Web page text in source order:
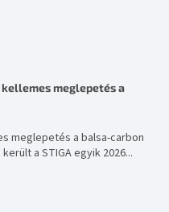
kellemes meglepetés a
meglepetés a balsa-carbon
a STIGA egyik 2026...